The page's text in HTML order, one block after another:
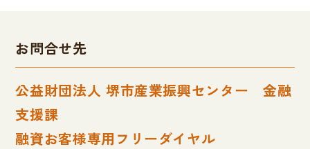
お問合せ先
公益財団法人 堺市産業振興センター 金融
支援課
融資お客様専用フリーダイヤル